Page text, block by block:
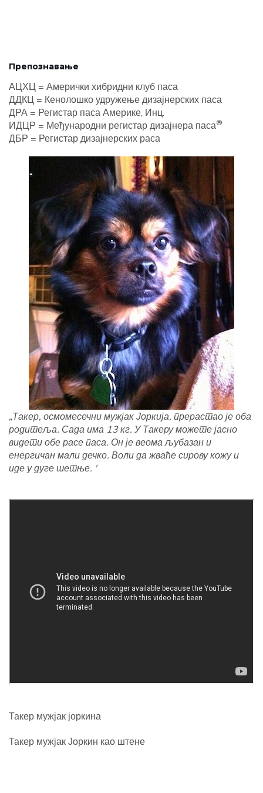
Препознавање
АЦХЦ = Амерички хибридни клуб паса
ДДКЦ = Кенолошко удружење дизајнерских паса
ДРА = Регистар паса Америке, Инц.
ИДЦР = Међународни регистар дизајнера паса®
ДБР = Регистар дизајнерских раса
„Такер, осмомесечни мужјак Јоркија, прерастао је оба
родитеља. Сада има 13 кг. У Такеру можете јасно
видети обе расе паса. Он је веома љубазан и
енергичан мали дечко. Воли да жваће сирову кожу и
иде у дуге шетње. '
Такер мужјак јоркина
Такер мужјак Јоркин као штене